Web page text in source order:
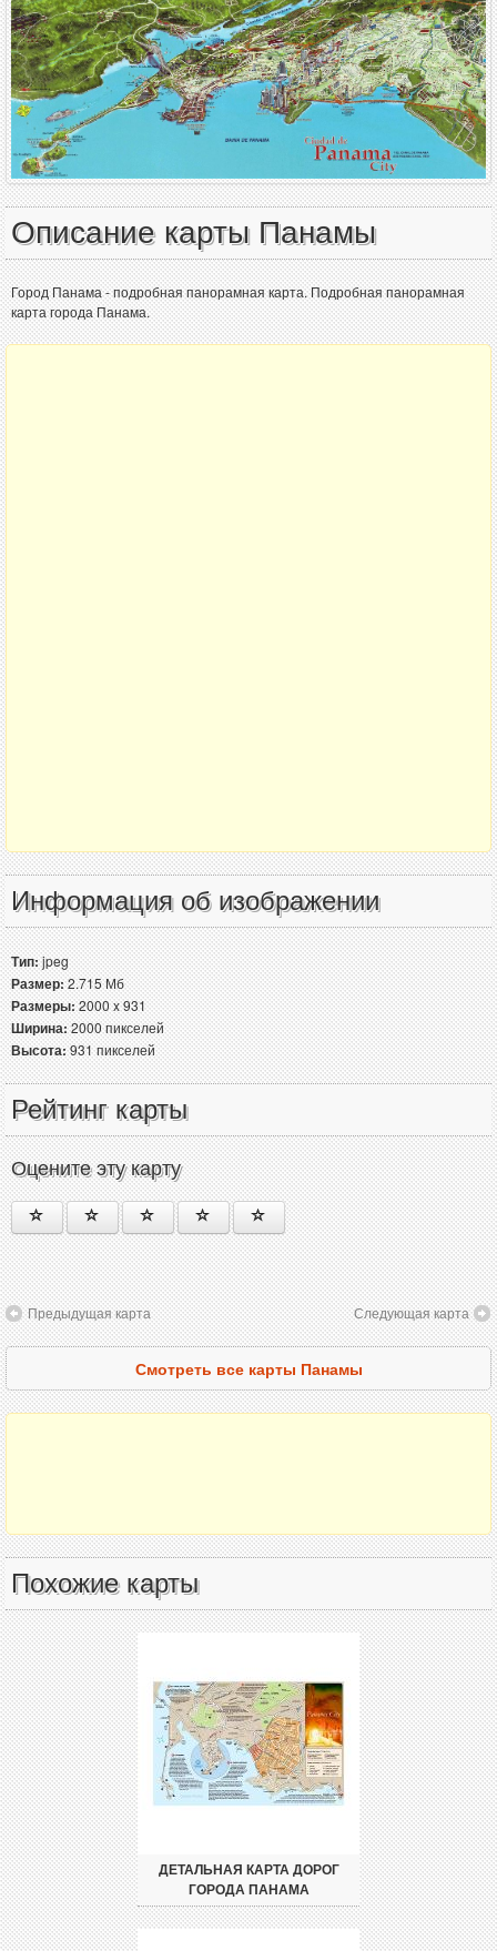
Описание карты Панамы
Город Панама - подробная панорамная карта. Подробная панорамная
карта города Панама.
Информация об изображении
Тип:jpeg
Размер:2.715 Мб
Размеры:2000 x 931
Ширина:2000 пикселей
Высота:931 пикселей
Рейтинг карты
Оцените эту карту
Предыдущая карта Следующая карта
Смотреть все карты Панамы
Похожие карты
ДЕТАЛЬНАЯ КАРТА ДОРОГ
ГОРОДА ПАНАМА